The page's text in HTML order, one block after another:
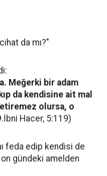
da mı?"
Meğerki bir adam
da kendisine ait mal
olursa, o
Hacer, 5:119)
feda edip kendisi de
gündeki amelden